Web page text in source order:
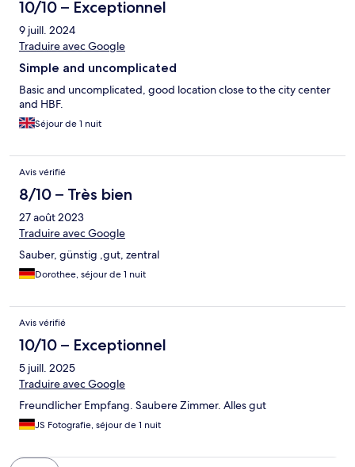
10/10 – Exceptionnel
9 juill. 2024
Traduire avec Google
Simple and uncomplicated
Basic and uncomplicated, good location close to the city center
and HBF.
Séjour de 1 nuit
Avis vérifié
8/10 – Très bien
27 août 2023
Traduire avec Google
Sauber, günstig ,gut, zentral
Dorothee, séjour de 1 nuit
Avis vérifié
10/10 – Exceptionnel
5 juill. 2025
Traduire avec Google
Freundlicher Empfang. Saubere Zimmer. Alles gut
JS Fotografie, séjour de 1 nuit